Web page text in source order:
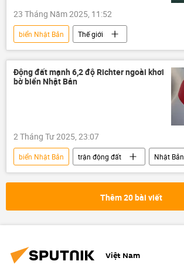
23 Tháng Năm 2025, 11:52
biển Nhật Bản
Thế giới
Hạm đội Thái Bình Dương
Nga
tàu khu trục
cuộc tập trận
Quân sự
Động đất mạnh 6,2 độ Richter ngoài khơi
bờ biển Nhật Bản
2 Tháng Tư 2025, 23:07
biển Nhật Bản trận động đất
Nhật Bản
Thế giới
đường bờ biển
Châu Âu
Thêm 20 bài viết
Việt Nam